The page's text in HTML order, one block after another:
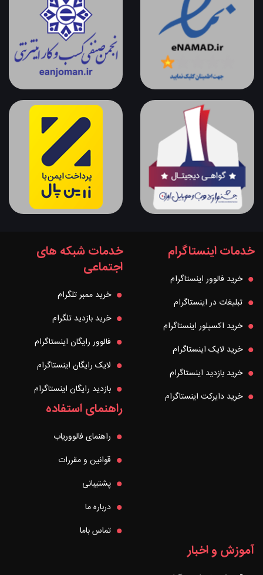
خدمات اینستاگرام
خرید فالوور اینستاگرام
تبلیغات در اینستاگرام
خرید اکسپلور اینستاگرام
خرید لایک اینستاگرام
خرید بازدید اینستاگرام
خرید دایرکت اینستاگرام
خدمات شبکه های
اجتماعی
خرید ممبر تلگرام
خرید بازدید تلگرام
فالوور رایگان اینستاگرام
لایک رایگان اینستاگرام
بازدید رایگان اینستاگرام
راهنمای استفاده
راهنمای فالووریاب
قوانین و مقررات
پشتیبانی
درباره ما
تماس باما
آموزش و اخبار